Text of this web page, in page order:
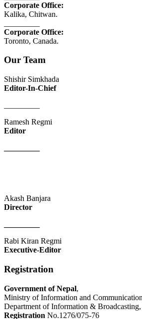
Corporate Office:
Kalika, Chitwan.
Corporate Office:
Toronto, Canada.
Our Team
Shishir Simkhada
Editor-In-Chief
Ramesh Regmi
Editor
Akash Banjara
Director
Rabi Kiran Regmi
Executive-Editor
Registration
Government of Nepal,
Ministry of Information and
Department of Information &
Registration No.1276/075-76